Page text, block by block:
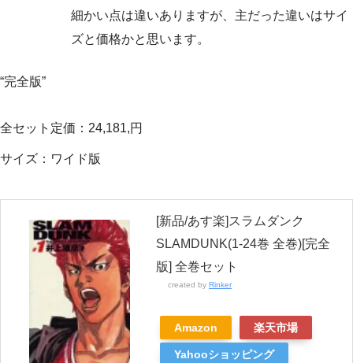
細かい点は違いありますが、主だった違いはサイ
ズと価格かと思います。
“完全版”
全セット定価：24,181,円
サイズ：ワイド版
[新品/あす楽]スラムダンク
SLAMDUNK(1-24巻 全巻)[完全
版] 全巻セット
created by Rinker
Amazon 楽天市場
Yahooショッピング